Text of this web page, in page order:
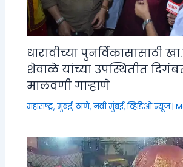
धारावीच्या पुनर्विकासासाठी
शेवाळे यांच्या उपस्थितीत
मालवणी गाऱ्हाणे
महाराष्ट्र,मुंबई, ठाणे, नवी मुंबई,व्हिडिओ न्यूज|